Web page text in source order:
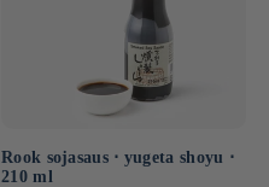
Rook sojasaus ⋅ yugeta shoyu ⋅
210 ml